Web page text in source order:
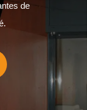
de